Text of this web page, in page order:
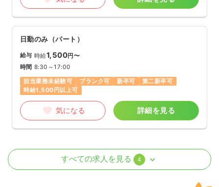
日勤のみ（パート）
給与 時給1,500円〜
時間 8:30～17:00
担当業務未経験可
ブランク可 新卒可
第二新卒可
時給1,500円以上可
気になる 詳細を見る
外来 正・准看護師すべての求人を見る 4